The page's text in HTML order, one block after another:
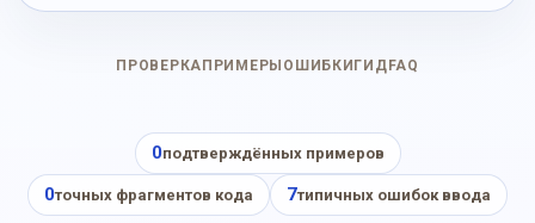
ПРОВЕРКА ПРИМЕРЫ ОШИБКИ ГИД FAQ
0подтверждённых примеров
0точных фрагментов кода 7типичных ошибок ввода